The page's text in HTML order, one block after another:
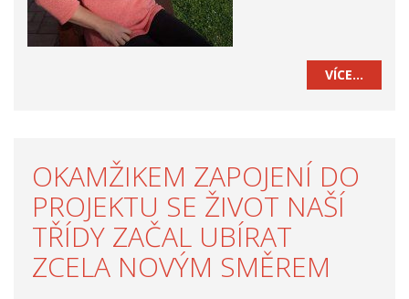
VÍCE…
OKAMŽIKEM ZAPOJENÍ DO
PROJEKTU SE ŽIVOT NAŠÍ
TŘÍDY ZAČAL UBÍRAT
ZCELA NOVÝM SMĚREM